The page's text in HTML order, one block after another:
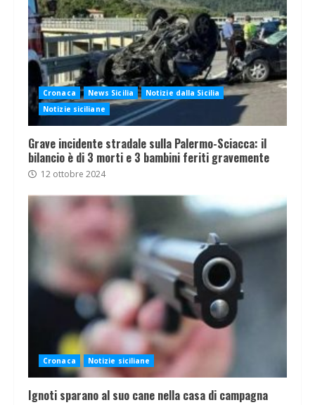
Cronaca News Sicilia
Notizie dalla Sicilia
Notizie siciliane
Grave incidente stradale sulla Palermo-Sciacca: il
bilancio è di 3 morti e 3 bambini feriti gravemente
12 ottobre 2024
Cronaca Notizie siciliane
Ignoti sparano al suo cane nella casa di campagna